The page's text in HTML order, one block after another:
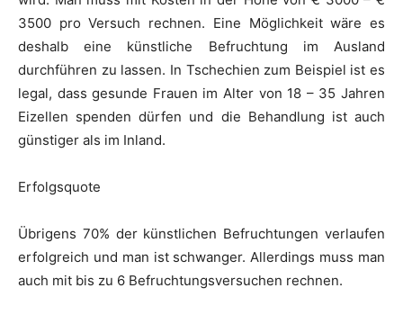
3500 pro Versuch rechnen. Eine Möglichkeit wäre es
deshalb eine künstliche Befruchtung im Ausland
durchführen zu lassen. In Tschechien zum Beispiel ist es
legal, dass gesunde Frauen im Alter von 18 – 35 Jahren
Eizellen spenden dürfen und die Behandlung ist auch
günstiger als im Inland.
Erfolgsquote
Übrigens 70% der künstlichen Befruchtungen verlaufen
erfolgreich und man ist schwanger. Allerdings muss man
auch mit bis zu 6 Befruchtungsversuchen rechnen.